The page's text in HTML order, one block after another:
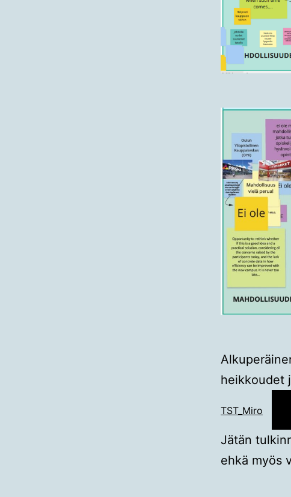
heikkoudet
TST_Miro
Jätän
ehkä myös